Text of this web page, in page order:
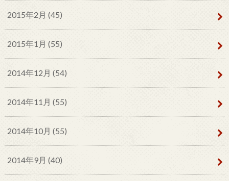
2015年2月 (45)
2015年1月 (55)
2014年12月 (54)
2014年11月 (55)
2014年10月 (55)
2014年9月 (40)